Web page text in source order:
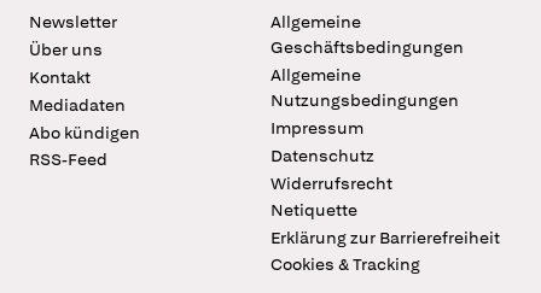
Newsletter
Über uns
Kontakt
Mediadaten
Abo kündigen
RSS-Feed
Allgemeine
Geschäftsbedingungen
Allgemeine
Nutzungsbedingungen
Impressum
Datenschutz
Widerrufsrecht
Netiquette
Erklärung zur Barrierefreiheit
Cookies & Tracking